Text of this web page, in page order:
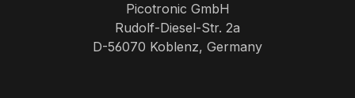
Picotronic GmbH
Rudolf-Diesel-Str. 2a
D-56070 Koblenz, Germany